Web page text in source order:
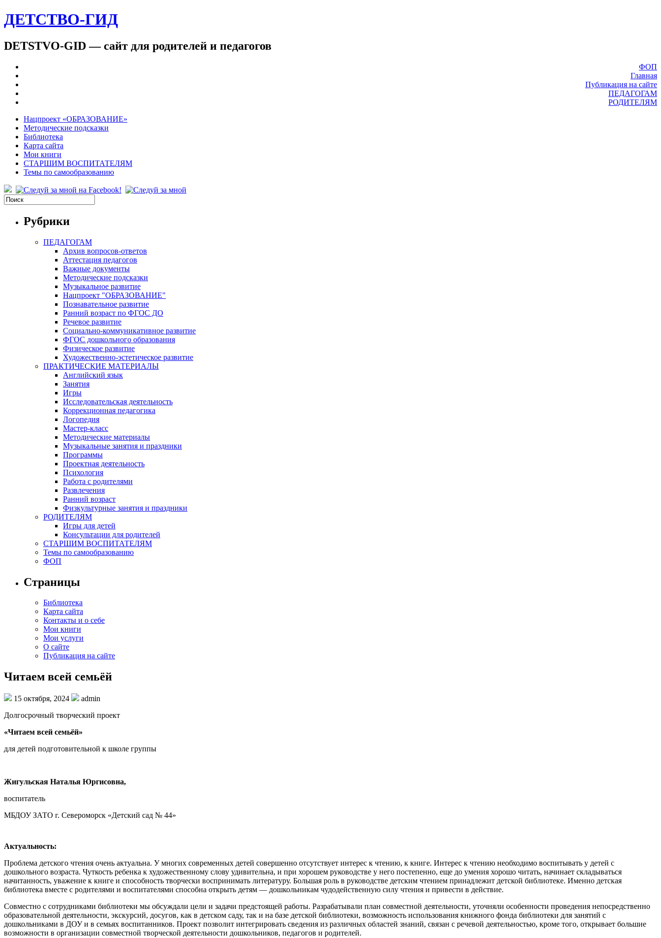
ДЕТСТВО-ГИД
DETSTVO-GID — сайт для родителей и педагогов
ФОП
Главная
Публикация на сайте
ПЕДАГОГАМ
РОДИТЕЛЯМ
Нацпроект «ОБРАЗОВАНИЕ»
Методические подсказки
Библиотека
Карта сайта
Мои книги
СТАРШИМ ВОСПИТАТЕЛЯМ
Темы по самообразованию
Рубрики
ПЕДАГОГАМ
Архив вопросов-ответов
Аттестация педагогов
Важные документы
Методические подсказки
Музыкальное развитие
Нацпроект "ОБРАЗОВАНИЕ"
Познавательное развитие
Ранний возраст по ФГОС ДО
Речевое развитие
Социально-коммуникативное развитие
ФГОС дошкольного образования
Физическое развитие
Художественно-эстетическое развитие
ПРАКТИЧЕСКИЕ МАТЕРИАЛЫ
Английский язык
Занятия
Игры
Исследовательская деятельность
Коррекционная педагогика
Логопедия
Мастер-класс
Методические материалы
Музыкальные занятия и праздники
Программы
Проектная деятельность
Психология
Работа с родителями
Развлечения
Ранний возраст
Физкультурные занятия и праздники
РОДИТЕЛЯМ
Игры для детей
Консультации для родителей
СТАРШИМ ВОСПИТАТЕЛЯМ
Темы по самообразованию
ФОП
Страницы
Библиотека
Карта сайта
Контакты и о себе
Мои книги
Мои услуги
О сайте
Публикация на сайте
Читаем всей семьёй
15 октября, 2024
admin
Долгосрочный творческий проект
«Читаем всей семьёй»
для детей подготовительной к школе группы
Жигульская Наталья Юргисовна,
воспитатель
МБДОУ ЗАТО г. Североморск «Детский сад № 44»
Актуальность:
Проблема детского чтения очень актуальна. У многих современных детей совершенно отсутствует интерес к чтению, к книге. Интерес к чтению необходимо воспитывать у детей с
дошкольного возраста. Чуткость ребенка к художественному слову удивительна, и при хорошем руководстве у него постепенно, еще до умения хорошо читать, начинает складываться
начитанность, уважение к книге и способность творчески воспринимать литературу. Большая роль в руководстве детским чтением принадлежит детской библиотеке. Именно детская
библиотека вместе с родителями и воспитателями способна открыть детям — дошкольникам чудодейственную силу чтения и привести в действие.
Совместно с сотрудниками библиотеки мы обсуждали цели и задачи предстоящей работы. Разрабатывали план совместной деятельности, уточняли особенности проведения непосредственно
образовательной деятельности, экскурсий, досугов, как в детском саду, так и на базе детской библиотеки, возможность использования книжного фонда библиотеки для занятий с
дошкольниками в ДОУ и в семьях воспитанников. Проект позволит интегрировать сведения из различных областей знаний, связан с речевой деятельностью, кроме того, открывает большие
возможности в организации совместной творческой деятельности дошкольников, педагогов и родителей.